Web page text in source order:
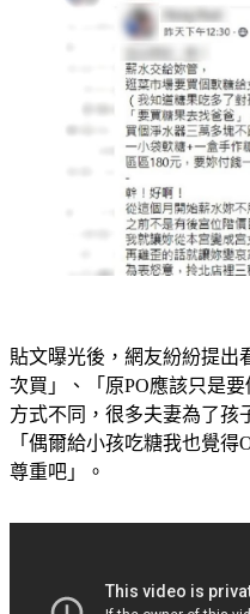
貼文曝光後，網友紛紛提出
次買」、「原PO應該只是
方式不同，很多夫妻為了孩
「偶爾給小孩吃糖我也覺得